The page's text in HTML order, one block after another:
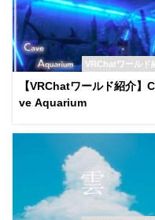
VRChatワールド
【VRChatワールド紹介】
ve Aquarium